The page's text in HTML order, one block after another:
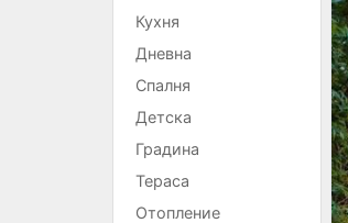
Кухня
Дневна
Спалня
Детска
Градина
Тераса
Отопление